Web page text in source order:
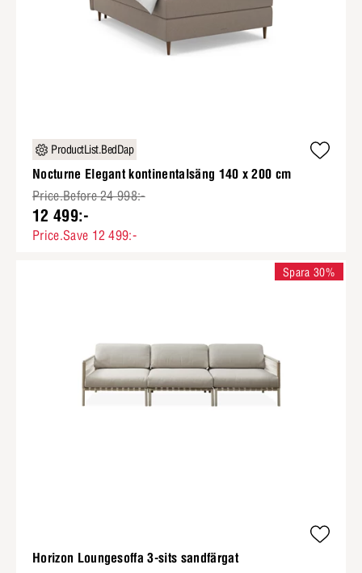
ProductList.BedDap
Nocturne Elegant kontinentalsäng 140 x 200 cm
Price.Before 24 998:-
12 499:-
Price.Save 12 499:-
Horizon Loungesoffa 3-sits sandfärgat
Spara 30%